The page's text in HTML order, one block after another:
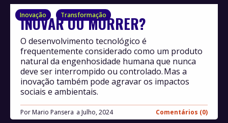
Inovação Transformação
INOVAR OU MORRER?
Por Mario Pansera Julho, 2024 Comentários (0)
O desenvolvimento tecnológico é
frequentemente considerado como um produto
natural da engenhosidade humana que nunca
deve ser interrompido ou controlado. Mas a
inovação também pode agravar os impactos
sociais e ambientais.